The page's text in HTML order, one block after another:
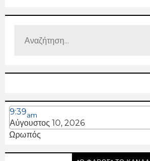
9:39am
Αύγουστος 10, 2026
Ωρωπός